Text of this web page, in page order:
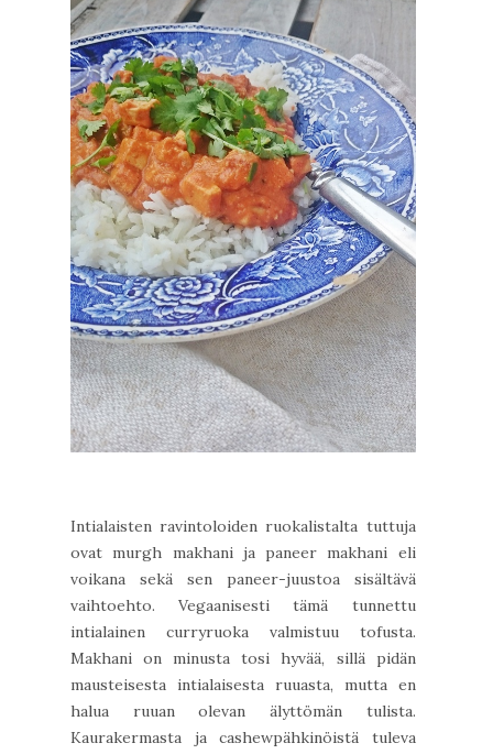
Intialaisten ravintoloiden ruokalistalta tuttuja
ovat murgh makhani ja paneer makhani eli
voikana sekä sen paneer-juustoa sisältävä
vaihtoehto. Vegaanisesti tämä tunnettu
intialainen curryruoka valmistuu tofusta.
Makhani on minusta tosi hyvää, sillä pidän
mausteisesta intialaisesta ruuasta, mutta en
halua ruuan olevan älyttömän tulista.
Kaurakermasta ja cashewpähkinöistä tuleva